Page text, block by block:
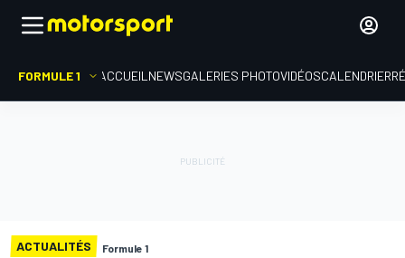
FORMULE 1 ACCUEIL NEWSGALERIES PHOTOVIDÉOSCALENDRIER
ACTUALITÉS Formule 1